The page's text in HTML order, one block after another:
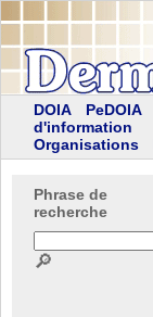
DOIA PeDOIA
d'information
Organisations
Phrase de
recherche
🔎